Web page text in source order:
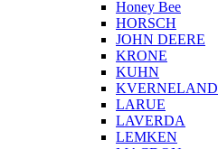
Honey Bee
HORSCH
JOHN DEERE
KRONE
KUHN
KVERNELAND
LARUE
LAVERDA
LEMKEN